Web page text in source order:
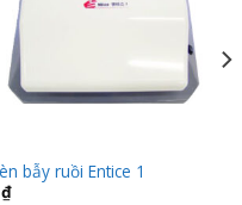
bẫy ruồi Entice 1
₫